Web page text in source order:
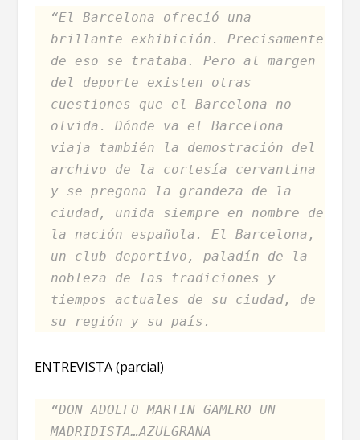
“El Barcelona ofreció una
brillante exhibición. Precisamente
de eso se trataba. Pero al margen
del deporte existen otras
cuestiones que el Barcelona no
olvida. Dónde va el Barcelona
viaja también la demostración del
archivo de la cortesía cervantina
y se pregona la grandeza de la
ciudad, unida siempre en nombre de
la nación española. El Barcelona,
un club deportivo, paladín de la
nobleza de las tradiciones y
tiempos actuales de su ciudad, de
su región y su país.
ENTREVISTA (parcial)
“DON ADOLFO MARTIN GAMERO UN
MADRIDISTA…AZULGRANA